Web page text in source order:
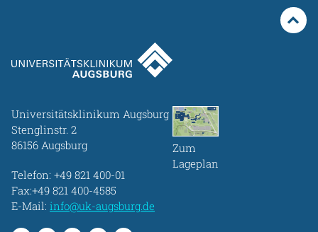
Universitätsklinikum Augsburg
Stenglinstr. 2
86156 Augsburg
Telefon: +49 821 400-01
Fax:+49 821 400-4585
E-Mail: info@uk-augsburg.de
Zum
Lageplan